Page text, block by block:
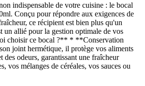
indispensable de votre cuisine : le bocal
Conçu pour répondre aux exigences de
ce récipient est bien plus qu'un
un allié pour la gestion optimale de vos
choisir ce bocal ?** * **Conservation
joint hermétique, il protège vos aliments
des odeurs, garantissant une fraîcheur
vos mélanges de céréales, vos sauces ou